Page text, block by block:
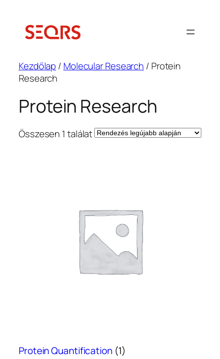
tartalomhoz
Kezdőlap / Molecular Research / Protein
Research
Protein Research
Összesen 1 találat
Protein Quantification (1)